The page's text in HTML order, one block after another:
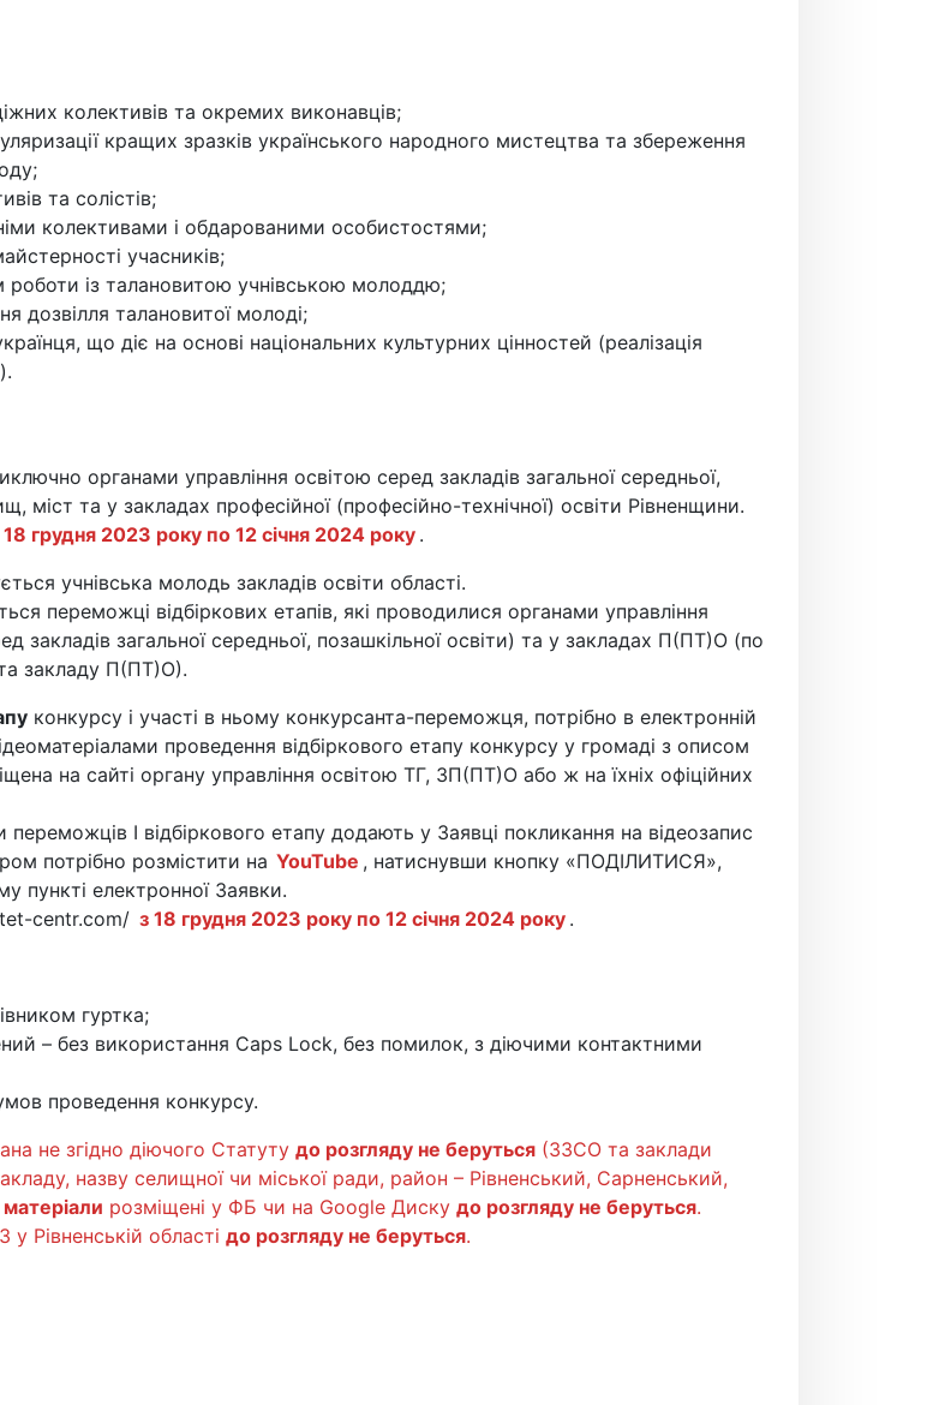
колективів та окремих виконавців;
кращих зразків українського народного мистецтва та збереження
та солістів;
колективами і обдарованими особистостями;
учасників;
із талановитою учнівською молоддю;
дозвілля талановитої молоді;
що діє на основі національних культурних цінностей (реалізація
органами управління освітою серед закладів загальної середньої,
міст та у закладах професійної (професійно-технічної) освіти Рівненщини.
18 грудня 2023 року по 12 січня 2024 року .
учнівська молодь закладів освіти області.
переможці відбіркових етапів, які проводилися органами управління
закладів загальної середньої, позашкільної освіти) та у закладах П(ПТ)О (по
закладу П(ПТ)О).
конкурсу і участі в ньому конкурсанта-переможця, потрібно в електронній
проведення відбіркового етапу конкурсу у громаді з описом
на сайті органу управління освітою ТГ, ЗП(ПТ)О або ж на їхніх офіційних
переможців І відбіркового етапу додають у Заявці покликання на відеозапис
потрібно розмістити на YouTube , натиснувши кнопку «ПОДІЛИТИСЯ»,
пункті електронної Заявки.
centr.com/ з 18 грудня 2023 року по 12 січня 2024 року .
гуртка;
– без використання Caps Lock, без помилок, з діючими контактними
проведення конкурсу.
не згідно діючого Статуту до розгляду не беруться(ЗЗСО та заклади
назву селищної чи міської ради, район – Рівненський, Сарненський,
матеріали розміщені у ФБ чи на Google Диску до розгляду не беруться.
Рівненській області до розгляду не беруться.